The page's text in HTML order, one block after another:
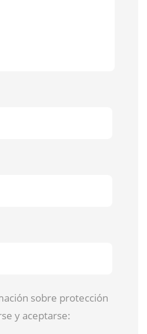
sobre protección
y aceptarse: